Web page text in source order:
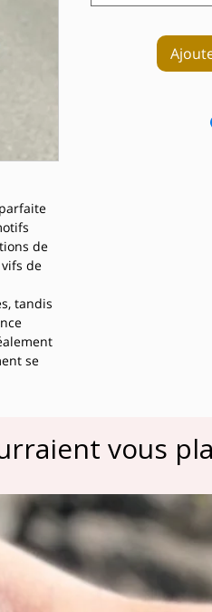
de
de
tandis
se
vous